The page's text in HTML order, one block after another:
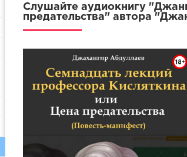
Слушайте аудиокнигу
предательства" автора